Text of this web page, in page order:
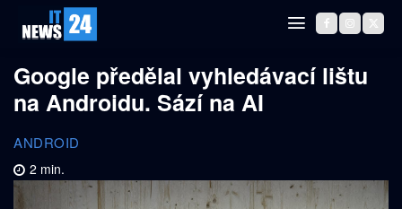
Google předělal vyhledávací lištu
na Androidu. Sází na AI
ANDROID
2 min.